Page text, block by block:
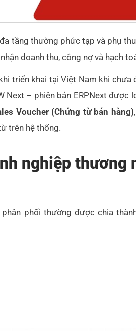
tầng thường phức tạp và phụ
doanh thu, công nợ và hạch
triển khai tại Việt Nam khi chưa
Next – phiên bản ERPNext được
Voucher (Chứng từ bán hàng)
trên hệ thống.
nghiệp thương
phối thường được chia